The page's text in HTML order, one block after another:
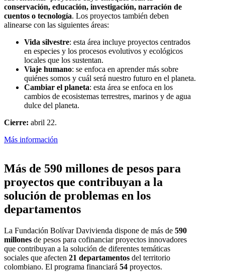
conservación, educación, investigación, narración de
cuentos o tecnología. Los proyectos también deben
alinearse con las siguientes áreas:
Vida silvestre: esta área incluye proyectos centrados
en especies y los procesos evolutivos y ecológicos
locales que los sustentan.
Viaje humano: se enfoca en aprender más sobre
quiénes somos y cuál será nuestro futuro en el planeta.
Cambiar el planeta: esta área se enfoca en los
cambios de ecosistemas terrestres, marinos y de agua
dulce del planeta.
Cierre: abril 22.
Más información
Más de 590 millones de pesos para
proyectos que contribuyan a la
solución de problemas en los
departamentos
La Fundación Bolívar Davivienda dispone de más de 590
millones de pesos para cofinanciar proyectos innovadores
que contribuyan a la solución de diferentes temáticas
sociales que afecten 21 departamentos del territorio
colombiano. El programa financiará 54 proyectos.